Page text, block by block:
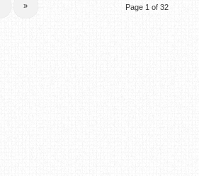
Page 1 of 32
»